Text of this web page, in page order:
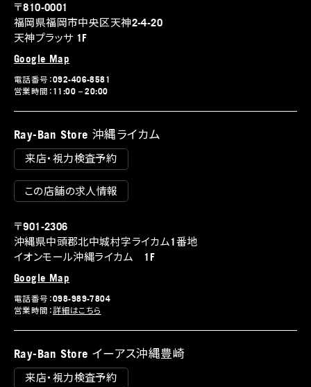
〒810-0001
福岡県福岡市中央区天神2-4-20
天神プラッサ 1F
Google Map
電話番号：092-406-8581
営業時間：11:00 – 20:00
Ray-Ban Store 沖縄ライカム
来店・視力検査予約
この店舗の求人情報
〒901-2306
沖縄県中頭郡北中城村字ライカム1番地
イオンモール沖縄ライカム 1F
Google Map
電話番号：098-989-7804
営業時間：詳細はこちら
Ray-Ban Store イーアス沖縄豊崎
来店・視力検査予約